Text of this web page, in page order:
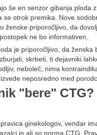
še en senzor gibanja ploda
se otrok premika. Nove
ženske priporočljivo, da
ne bo informativen.
je priporočljivo, da
skrbeti, ti dejavniki
neboleč, nima
neposredno med
"bere" CTG?
ginekologov, vendar
in ali so norma CTG.